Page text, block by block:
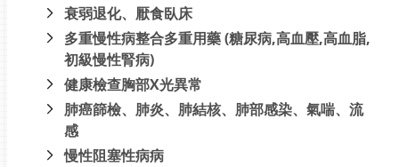
衰弱退化、厭食臥床
多重慢性病整合多重用藥 (糖尿病,高血壓,高血脂,
初級慢性腎病)
健康檢查胸部X光異常
肺癌篩檢、肺炎、肺結核、肺部感染、氣喘、流
感
慢性阻塞性病病